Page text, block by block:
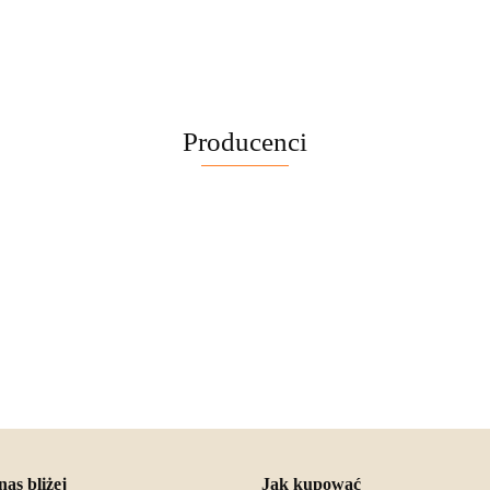
Producenci
bliżej Jak kupować